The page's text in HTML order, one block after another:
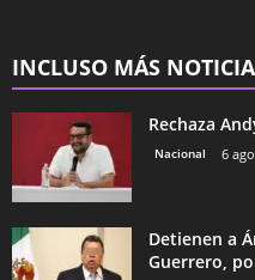
INCLUSO MÁS
Rechaza
Nacional 6
Detienen a
Guerrero,